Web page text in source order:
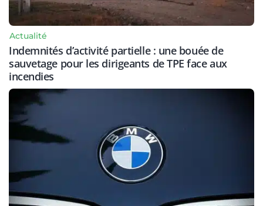
Actualité
Indemnités d’activité partielle : une bouée de
sauvetage pour les dirigeants de TPE face aux
incendies